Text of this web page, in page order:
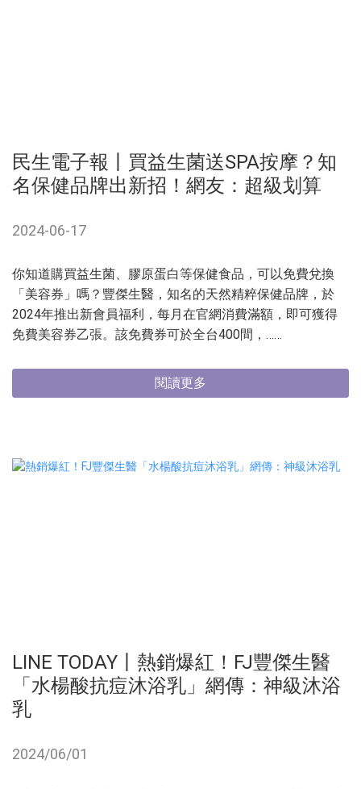
民生電子報丨買益生菌送SPA按摩？知
名保健品牌出新招！網友：超級划算
2024-06-17
你知道購買益生菌、膠原蛋白等保健食品，可以免費兌換
「美容券」嗎？豐傑生醫，知名的天然精粹保健品牌，於
2024年推出新會員福利，每月在官網消費滿額，即可獲得
免費美容券乙張。該免費券可於全台400間，……
閱讀更多
LINE TODAY丨熱銷爆紅！FJ豐傑生醫
「水楊酸抗痘沐浴乳」網傳：神級沐浴
乳
2024/06/01